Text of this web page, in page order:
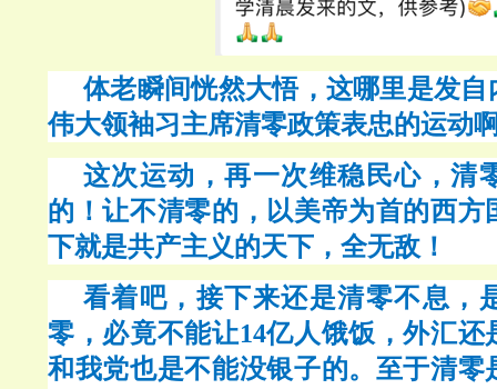
体老瞬间恍然大悟，这哪里是发
伟大领袖习主席清零政策表忠的运动
这次运动，再一次维稳民心，清
的！让不清零的，以美帝为首的西方
下就是共产主义的天下，全无敌！
看着吧，接下来还是清零不息，
零，必竟不能让14亿人饿饭，外汇还
和我党也是不能没银子的。至于清零